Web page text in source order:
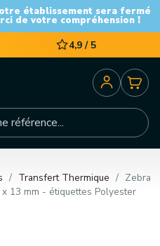
établissement sera fermé
de votre compréhension !
4,9 / 5
Transfert Thermique
Zebra
13 mm - étiquettes Polyester